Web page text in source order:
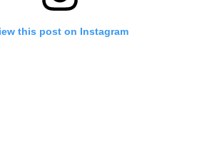
this post on Instagram